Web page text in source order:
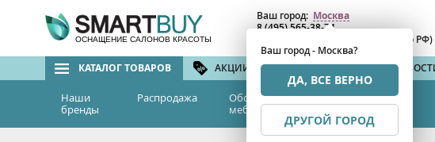
ОСНАЩЕНИЕ САЛОНОВ КРАСОТЫ
Ваш город: Москва
Ваш город - Москва?
ДА, ВСЕ ВЕРНО
ДРУГОЙ ГОРОД
8 (495) 565-38-74
(бесплатный по РФ)
КАТАЛОГ ТОВАРОВ АКЦИИ И СКИДКИ БРЕНДЫ
Наши
бренды
Распродажа
Оборудование и
мебель
Эстетическая
медицина